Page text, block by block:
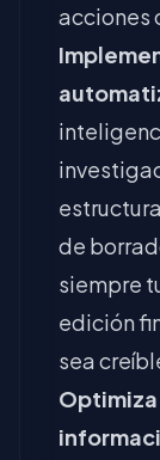
acciones
de
siempre
edición
sea